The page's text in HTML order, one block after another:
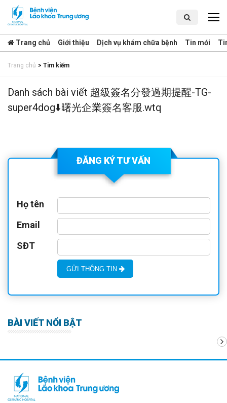
Trang chủ Giới thiệu Dịch vụ khám chữa bệnh Tin mới
Trang chủ > Tim kiếm
Danh sách bài viết 超級簽名分發過期提醒-TG-
super4dog⬇️曙光企業簽名客服.wtq
ĐĂNG KÝ TƯ VẤN
Họ tên
Email
SĐT
GỬI THÔNG TIN
BÀI VIẾT NỔI BẬT